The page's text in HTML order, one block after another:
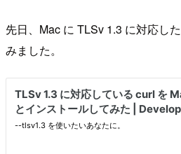
先日、Mac に TLSv 1.3 に対応し
みました。